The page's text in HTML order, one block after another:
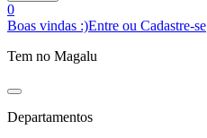
0
Boas vindas :)Entre ou Cadastre-se
Tem no Magalu
Departamentos